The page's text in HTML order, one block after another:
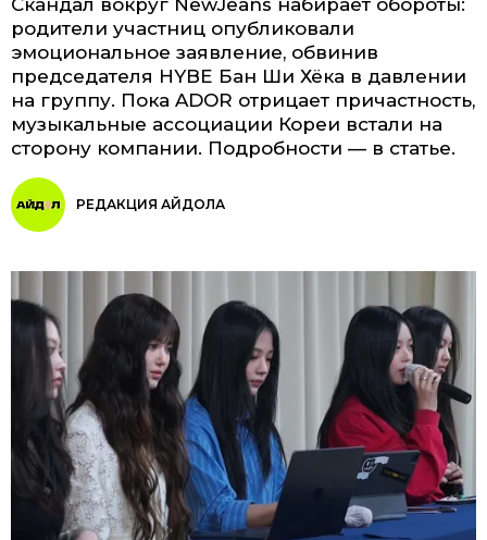
Скандал вокруг NewJeans набирает обороты:
родители участниц опубликовали
эмоциональное заявление, обвинив
председателя HYBE Бан Ши Хёка в давлении
на группу. Пока ADOR отрицает причастность,
музыкальные ассоциации Кореи встали на
сторону компании. Подробности — в статье.
РЕДАКЦИЯ АЙДОЛА